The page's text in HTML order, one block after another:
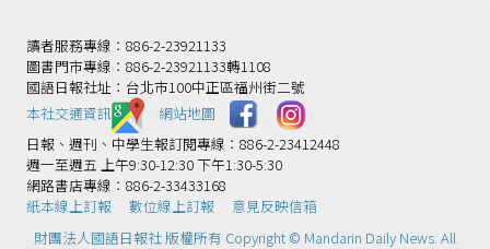
讀者服務專線：886-2-23921133
圖書門市專線：886-2-23921133轉1108
國語日報社址：台北市100中正區福州街二號
本社交通資訊️
網站地圖
日報、週刊、中學生報訂閱專線：886-2-23412448
週一至週五 上午9:30-12:30 下午1:30-5:30
網路書店專線：886-2-33433168
紙本線上訂報
數位線上訂報
意見反映信箱
財團法人國語日報社 版權所有 Copyright © Mandarin Daily News. All